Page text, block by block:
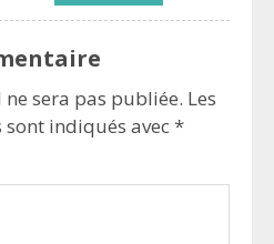
sera pas publiée. Les
indiqués avec*